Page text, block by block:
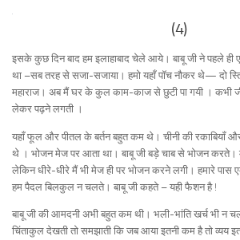
(4)
इसके कुछ दिन बाद हम इलाहाबाद चेले आये। बाबू जी ने पहले ही
था –सब तरह से सजा-सजाया। हमो यहाँ पॉच नौकर थे— दो
महाराज। अब मैं घर के कुल काम-काज से छुटी पा गयी । कभी
लेकर पढ़ने लगती ।
यहाँ फूल और पीतल के बर्तन बहुत कम थे। चीनी की रकाबियॉं
थे । भोजन मेज पर आता था। बाबू जी बड़े चाब से भोजन
लेकिन धीरे-धीरे मैं भी मेज ही पर भोजन करने लगी। हमारे
हम पैदल बिलकुल न चलते। बाबू जी कहते – यही फैशन है !
बाबू जी की आमदनी अभी बहुत कम थी। भली-भांति खर्च भी न
चिंताकुल देखती तो समझाती कि जब आया इतनी कम है तो व्यय